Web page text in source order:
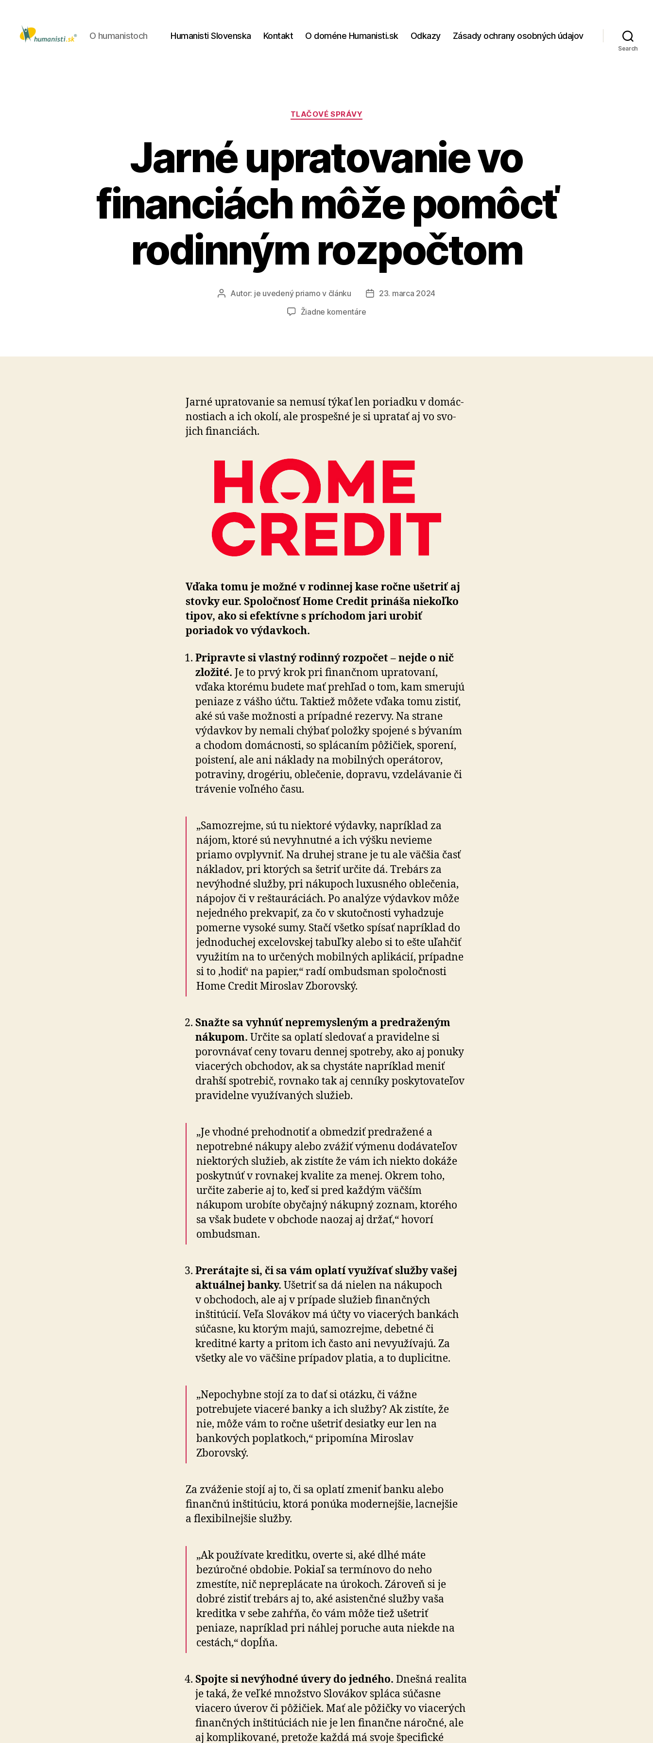
O humanistoch Humanisti Slovenska Kontakt O doméne Humanisti.sk Odkazy Zásady ochrany osobných údajov
Search
Kategórie
TLAČOVÉ SPRÁVY
Jarné upratovanie vo
financiách môže pomôcť
rodinným rozpočtom
AutorAutor: je uvedený priamo v článku
Dátum
23. marca 2024
Žiadne komentárena
financiách
rozpočtom
Jarné upratovanie sa nemusí týkať len poriadku v do­mác­
nostiach a ich okolí, ale prospešné je si upratať aj vo svo­
jich fi­nan­ciách.
Vďaka tomu je možné v rodinnej kase ročne ušetriť aj
stovky eur. Spo­loč­nosť Home Credit prináša niekoľko
tipov, ako si efektívne s prí­cho­dom jari urobiť
poriadok vo vý­dav­koch.
Pripravte si vlastný rodinný rozpočet – nejde o nič
zložité. Je to prvý krok pri fi­nan­čnom upratovaní,
vďaka ktorému budete mať prehľad o tom, kam smerujú
peniaze z vášho účtu. Taktiež môžete vďaka tomu zistiť,
aké sú vaše možnosti a prí­pad­né rezervy. Na strane
výdavkov by nemali chýbať položky spojené s bývaním
a chodom domácnosti, so splá­ca­ním pôžičiek, sporení,
poistení, ale ani náklady na mo­bil­ných operátorov,
potraviny, drogériu, oblečenie, dopravu, vzdelávanie či
trávenie voľného času.
„Samozrejme, sú tu niektoré výdavky, napríklad za
nájom, ktoré sú ne­vyhnutné a ich výšku nevieme
priamo ovplyvniť. Na druhej strane je tu ale väčšia časť
nákladov, pri ktorých sa šetriť určite dá. Trebárs za
nevýhodné služby, pri nákupoch luxusného oblečenia,
nápojov či v reštauráciách. Po analýze výdavkov môže
nejedného prekvapiť, za čo v skutočnosti vyhadzuje
pomerne vysoké sumy. Stačí všetko spísať napríklad do
jed­no­du­chej excelovskej tabuľky alebo si to ešte uľahčiť
využitím na to určených mobilných aplikácií, prípadne
si to ‚hodiť‘ na papier,“ radí ombudsman spo­ločnosti
Home Credit Miroslav Zborovský.
Snažte sa vyhnúť nepremysleným a predraženým
nákupom. Určite sa oplatí sledovať a pra­vi­delne si
porovnávať ceny tovaru dennej spotreby, ako aj ponuky
viacerých obchodov, ak sa chystáte napríklad meniť
drahší spotrebič, rovnako tak aj cenníky posky­to­va­te­ľov
pra­vi­delne vy­u­ží­va­ných služieb.
„Je vhodné prehodnotiť a obmedziť predražené a
nepotrebné nákupy alebo zvážiť výmenu dodávateľov
niektorých služieb, ak zistíte že vám ich niekto dokáže
poskytnúť v rovnakej kvalite za menej. Okrem toho,
určite zaberie aj to, keď si pred každým väčším
nákupom urobíte obyčajný nákupný zoznam, ktorého
sa však budete v obchode naozaj aj držať,“ hovorí
ombudsman.
Prerátajte si, či sa vám oplatí využívať služby vašej
aktuálnej banky. Ušetriť sa dá nielen na nákupoch
v obcho­doch, ale aj v prípade služieb finančných
inštitúcií. Veľa Slovákov má účty vo viacerých bankách
súčasne, ku ktorým majú, samozrejme, debetné či
kreditné karty a pritom ich často ani nevyužívajú. Za
všetky ale vo väčšine prípadov platia, a to duplicitne.
„Nepochybne stojí za to dať si otázku, či vážne
potrebujete viaceré banky a ich služby? Ak zistíte, že
nie, môže vám to ročne ušetriť desiatky eur len na
bankových poplatkoch,“ pripomína Miroslav
Zborovský.
Za zváženie stojí aj to, či sa oplatí zmeniť banku alebo
finančnú inštitúciu, ktorá ponúka modernejšie, lacnejšie
a flexibilnejšie služby.
„Ak používate kreditku, overte si, aké dlhé máte
bezúročné obdobie. Pokiaľ sa termínovo do neho
zmestíte, nič nepreplácate na úrokoch. Zároveň si je
dobré zistiť trebárs aj to, aké asistenčné služby vaša
kreditka v sebe zahŕňa, čo vám môže tiež ušetriť
peniaze, napríklad pri náhlej poruche auta niekde na
cestách,“ dopĺňa.
Spojte si nevýhodné úvery do jedného. Dnešná realita
je taká, že veľké množstvo Slovákov spláca súčasne
viacero úverov či pôžičiek. Mať ale pôžičky vo viacerých
finančných inštitúciách nie je len finančne náročné, ale
aj komplikované, pretože každá má svoje špecifické